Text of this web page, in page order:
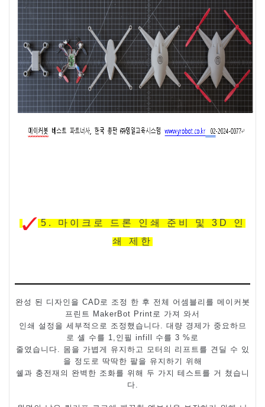
5. 마이크로 드론 인쇄 준비 및 3D 인
쇄 제한
완성 된 디자인을 CAD 로 조정 한 후 전체 어셈블리를 메이커봇
프린트
MakerBot Print 로 가져 와서
인쇄 설정을 세부적으로 조정했습니다
대량 경제가 중요하므
로 셸 수를 1, 인필 infill 수를 3 % 로
줄였습니다
몸을 가볍게 유지하고 모터의 리프트를 견딜 수 있
을 정도로 딱딱한 팔을 유지하기 위해
쉘과 충전재의 완벽한 조화를 위해 두 가지 테스트를 거 쳤습니
다